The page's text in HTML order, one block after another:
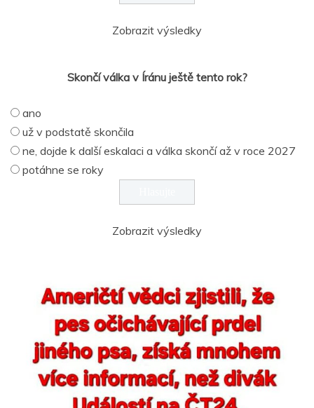
Zobrazit výsledky
Skončí válka v Íránu ještě tento rok?
ano
už v podstatě skončila
ne, dojde k další eskalaci a válka skončí až v roce 2027
potáhne se roky
Zobrazit výsledky